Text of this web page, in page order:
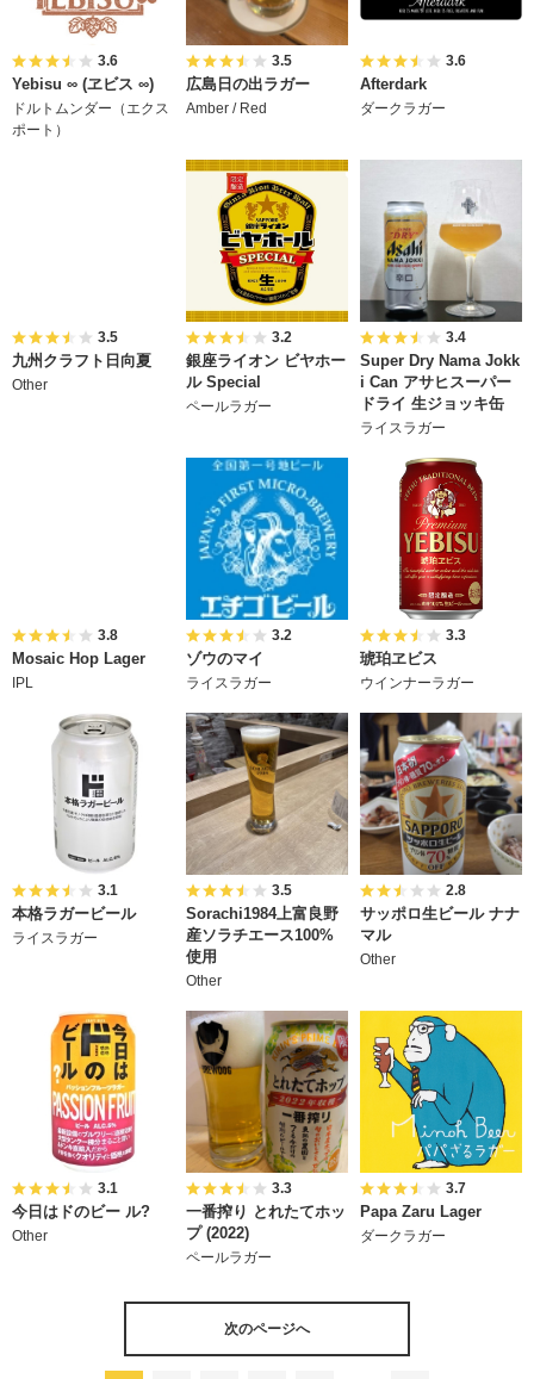
3.6
Yebisu ∞ (ヱビス ∞)
ドルトムンダー（エクス
ポート）
3.5
広島日の出ラガー
Amber / Red
3.6
Afterdark
ダークラガー
3.5
九州クラフト日向夏
Other
3.2
銀座ライオン ビヤホー
ル Special
ペールラガー
3.4
Super Dry Nama Jokk
i Can アサヒスーパー
ドライ 生ジョッキ缶
ライスラガー
3.8
Mosaic Hop Lager
IPL
3.2
ゾウのマイ
ライスラガー
3.3
琥珀ヱビス
ウインナーラガー
3.1
本格ラガービール
ライスラガー
3.5
Sorachi1984上富良野
産ソラチエース100%
使用
Other
2.8
サッポロ生ビール ナナ
マル
Other
3.1
今日はドのビー ル?
Other
3.3
一番搾り とれたてホッ
プ (2022)
ペールラガー
3.7
Papa Zaru Lager
ダークラガー
次のページへ